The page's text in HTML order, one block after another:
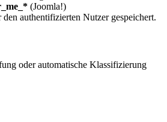
(Joomla!)
authentifizierten Nutzer gespeichert.
oder automatische Klassifizierung